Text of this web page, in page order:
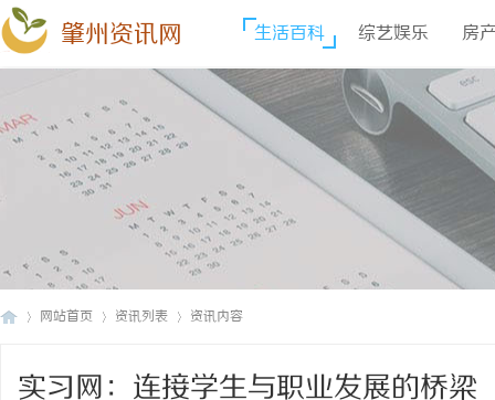
肇州资讯网 生活百科 综艺娱乐 房
网站首页 资讯列表 资讯内容
实习网：连接学生与职业发展的桥梁